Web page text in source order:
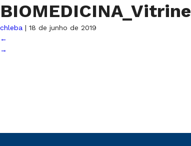
BIOMEDICINA_Vitrine
chleba | 18 de junho de 2019
←
→